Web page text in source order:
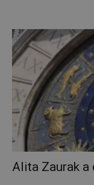
Alita Zaurak a